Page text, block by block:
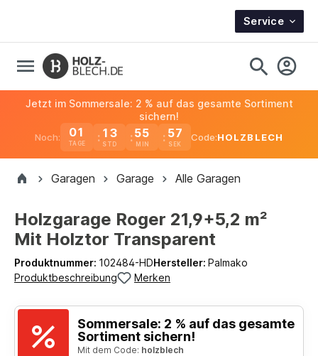
Service
Noch: 01
TAGE
13 55 56
Jetzt im Sommersale: 2 % auf das gesamte Sortiment
sichern!
Code:HOLZBLECH
Garagen Garage Alle Garagen
Holzgarage Roger 21,9+5,2 m²
Mit Holztor Transparent
Produktnummer: 102484-HDHersteller: Palmako
Produktbeschreibung
Merken
Sommersale: 2 % auf das gesamte
Sortiment sichern!
Mit dem Code: holzblech